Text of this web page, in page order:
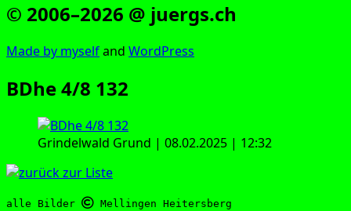
© 2006–2026 @ juergs.ch
Made by mys­elfand Word­Press
BDhe 4/8 132
Grin­del­wald Grund | 08.02.2025 | 12:32
alle Bilder Mellingen Heitersberg